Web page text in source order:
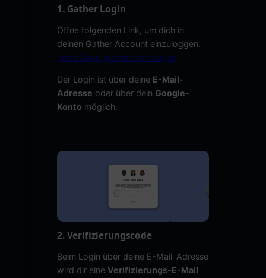
1. Gather Login
Öffne folgenden Link, um dich in
deinen Gather Account einzuloggen:
https://app.gather.town/signin
Der Login ist über deine E-Mail-
Adresse oder über dein Google-
Konto möglich.
2. Verifizierungscode
Beim Login über deine E-Mail-Adresse
wird dir eine Verifizierungs-E-Mail